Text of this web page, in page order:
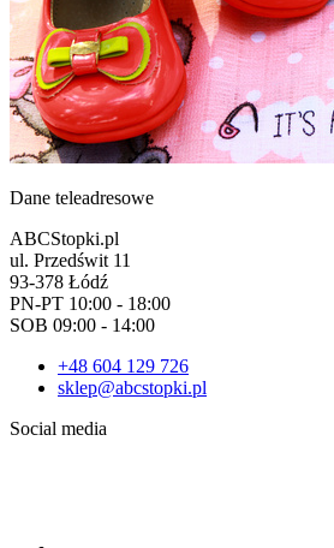
Dane teleadresowe
ABCStopki.pl
ul. Przedświt 11
93-378 Łódź
PN-PT 10:00 - 18:00
SOB 09:00 - 14:00
+48 604 129 726
sklep@abcstopki.pl
Social media